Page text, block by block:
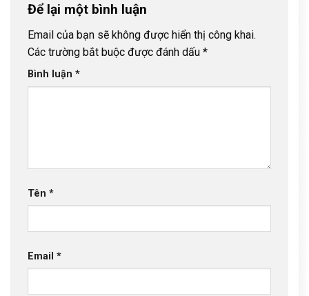
Để lại một bình luận
Email của bạn sẽ không được hiển thị công khai.
Các trường bắt buộc được đánh dấu *
Bình luận *
Tên *
Email *